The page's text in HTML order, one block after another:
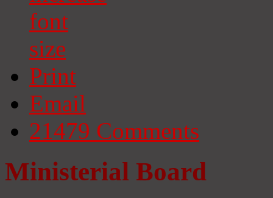
Print
Email
21479 Comments
Ministerial Board